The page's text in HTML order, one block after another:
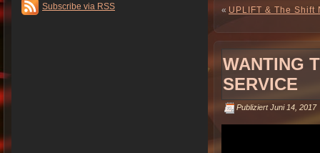
Subscribe via RSS « UPLIFT & The
WANTING
SERVICE
Publiziert Juni 14, 2017